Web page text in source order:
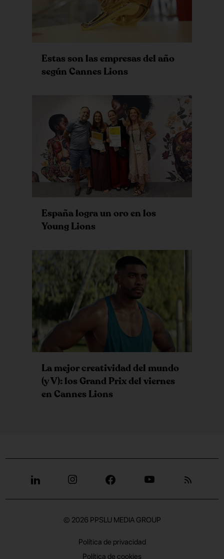
Estas son las empresas del año
según Cannes Lions
España logra un oro en los
Young Lions
La mejor creatividad del mundo
(y V): los Grand Prix del viernes
en Cannes Lions
© 2026 PPSLU MEDIA GROUP
Política de privacidad
Política de cookies